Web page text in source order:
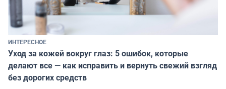
ИНТЕРЕСНОЕ
Уход за кожей вокруг глаз: 5 ошибок, которые
делают все — как исправить и вернуть свежий взгляд
без дорогих средств